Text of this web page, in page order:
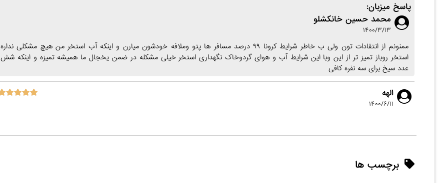
پاسخ میزبان:
محمد حسین خانکشلو
۱۴۰۰/۳/۱۳
ممنونم از انتقادات تون ولی ب خاطر شرایط کرونا ۹۹ درصد مسافر ها پتو وملافه خودشون میارن و اینکه آب استخر من هیچ مشکلی نداره
استخر روباز تمیز تر از این وبا این شرایط آب و هوای گردوخاک نگهداری استخر خیلی مشکله در ضمن یخجال ما همیشه تمیزه و اینکه شش
عدد سیخ برای سه نفره کافی
الهه
۱۴۰۰/۶/۱۱
برچسب ها